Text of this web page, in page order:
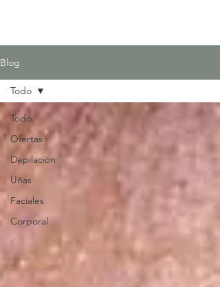
Blog
Todo
Ofertas
Depilación
Uñas
Faciales
Corporal
Todo